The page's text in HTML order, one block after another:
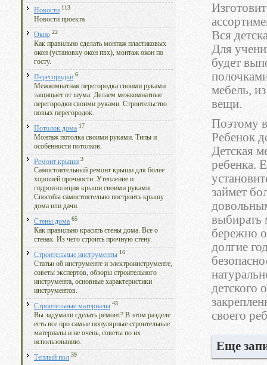
Новости 113
Новости проекта
Окно 22
Как правильно сделать монтаж пластиковых
окон (установку окон пвх), монтаж окон по
госту.
Перегородки 6
Межкомнатная перегородка своими руками
защищает от шума. Делаем межкомнатные
перегородки своими руками. Строительство
новых перегородок.
Потолок дома 17
Монтаж потолка своими руками. Типы и
особенности потолков.
Ремонт крыши 3
Самостоятельный ремонт крыши для более
хорошей прочности. Утепление и
гидроизоляция крыши своими руками.
Способы самостоятельно построить крышу
дома или дачи.
Стены дома 65
Как правильно красить стены дома. Все о
стенах. Из чего строить прочную стену.
Строительные инструменты 16
Статьи об инструменте и электроинструменте,
советы экспертов, обзоры строительного
инструмента, основные характеристики
инструментов.
Строительные материалы 43
Вы задумали сделать ремонт? В этом разделе
есть все про самые популярные строительные
материалы и не очень, советы по их
использованию.
Теплый пол 39
Вся
Для
будет
мебель,
вещи.
Поэтому
Ребенок
Детская
ребенка.
займет
выбирать
бережно
долгие
детского
своего
Еще